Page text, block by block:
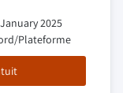
2025
Plateforme